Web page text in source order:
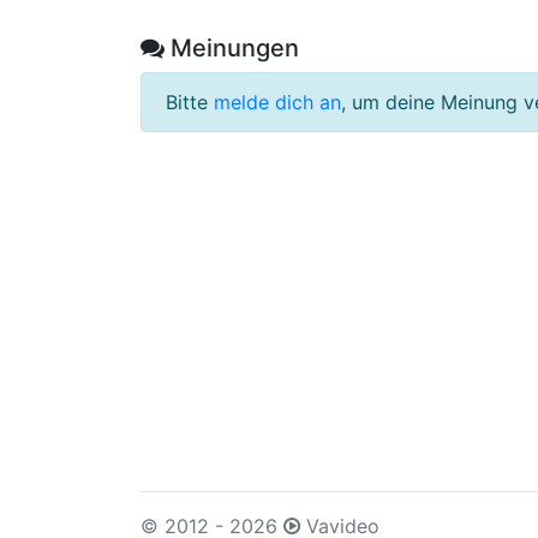
Meinungen
Bitte melde dich an, um deine Meinung
© 2012 - 2026 Vavideo